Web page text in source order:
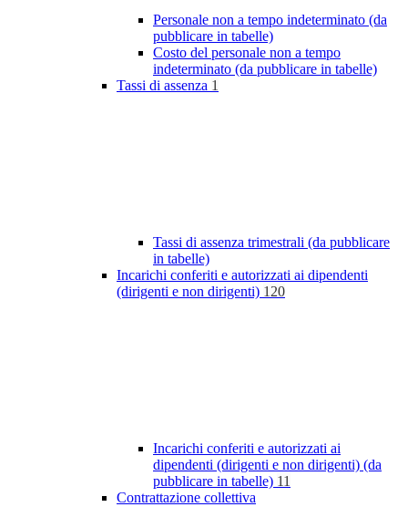
Personale non a tempo indeterminato (da
pubblicare in tabelle)
Costo del personale non a tempo
indeterminato (da pubblicare in tabelle)
Tassi di assenza 1
Tassi di assenza trimestrali (da pubblicare
in tabelle)
Incarichi conferiti e autorizzati ai dipendenti
(dirigenti e non dirigenti) 120
Incarichi conferiti e autorizzati ai
dipendenti (dirigenti e non dirigenti) (da
pubblicare in tabelle) 11
Contrattazione collettiva